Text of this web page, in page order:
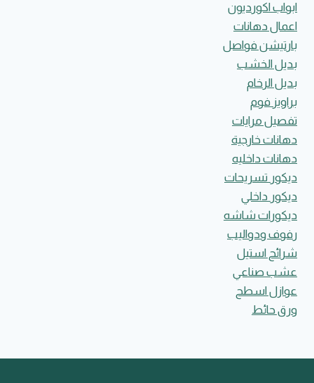
ابواب اكورديون
اعمال دهانات
بارتيشن فواصل
بديل الخشب
بديل الرخام
براويز فوم
تفصيل مرايات
دهانات خارجية
دهانات داخليه
ديكور تسريحات
ديكور داخلي
ديكورات شاشه
رفوف ودواليب
شرائح استيل
عشب صناعي
عوازل اسطح
ورق حائط